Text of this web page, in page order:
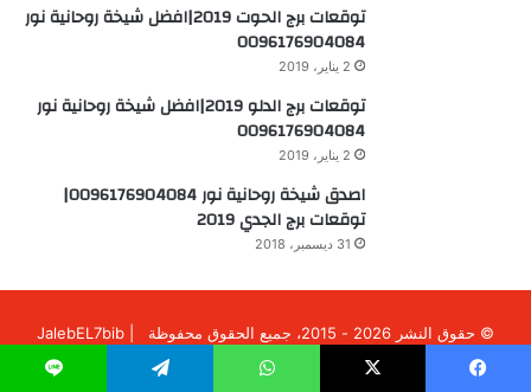
توقعات برج الحوت 2019|افضل شيخة روحانية نور
0096176904084
2 يناير، 2019
توقعات برج الدلو 2019|افضل شيخة روحانية نور
0096176904084
2 يناير، 2019
اصدق شيخة روحانية نور 0096176904084|
توقعات برج الجدي 2019
31 ديسمبر، 2018
© حقوق النشر 2026 - 2015، جميع الحقوق محفوظة | JalebEL7bib